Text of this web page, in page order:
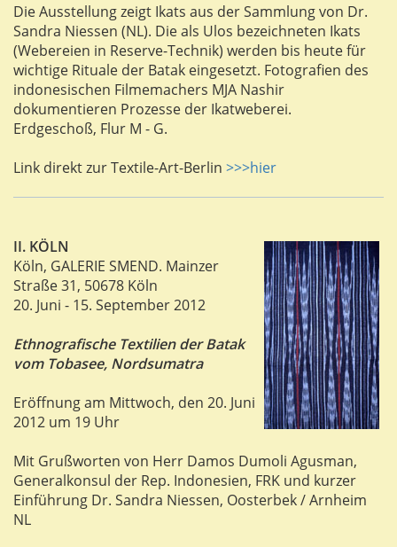
Die Ausstellung zeigt Ikats aus der Sammlung von Dr.
Sandra Niessen (NL). Die als Ulos bezeichneten Ikats
(Webereien in Reserve-Technik) werden bis heute für
wichtige Rituale der Batak eingesetzt. Fotografien des
indonesischen Filmemachers MJA Nashir
dokumentieren Prozesse der Ikatweberei.
Erdgeschoß, Flur M - G.
Link direkt zur Textile-Art-Berlin >>>hier
II. KÖLN
Köln, GALERIE SMEND. Mainzer
Straße 31, 50678 Köln
20. Juni - 15. September 2012
Ethnografische Textilien der Batak
vom Tobasee, Nordsumatra
Eröffnung am Mittwoch, den 20. Juni
2012 um 19 Uhr
Mit Grußworten von Herr Damos Dumoli Agusman,
Generalkonsul der Rep. Indonesien, FRK und kurzer
Einführung Dr. Sandra Niessen, Oosterbek / Arnheim
NL